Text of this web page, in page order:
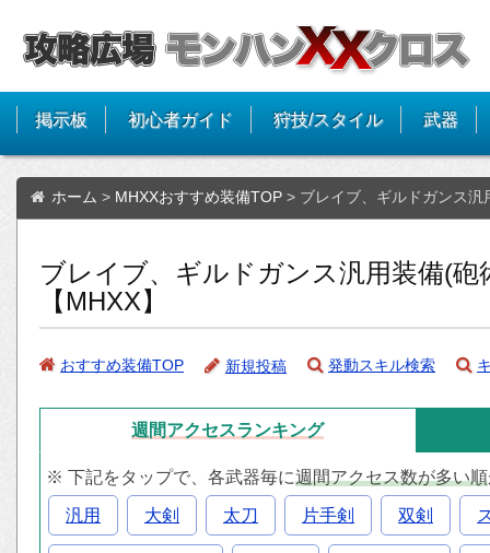
掲示板 初心者ガイド 狩技/スタイル 武器
ホーム > MHXXおすすめ装備TOP > ブレイブ、ギルドガンス
ブレイブ、ギルドガンス汎用装備(
【MHXX】
おすすめ装備TOP 新規投稿 発動スキル検索
週間アクセスランキング
※ 下記をタップで、各武器毎に週間アクセス数が多い順
汎用 大剣 太刀 片手剣 双剣